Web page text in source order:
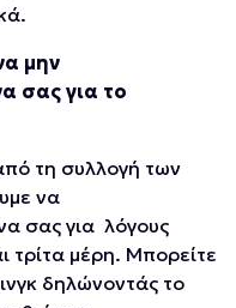
μην
σας για το
τη συλλογή των
να
σας για λόγους
τρίτα μέρη. Μπορείτε
δηλώνοντάς το